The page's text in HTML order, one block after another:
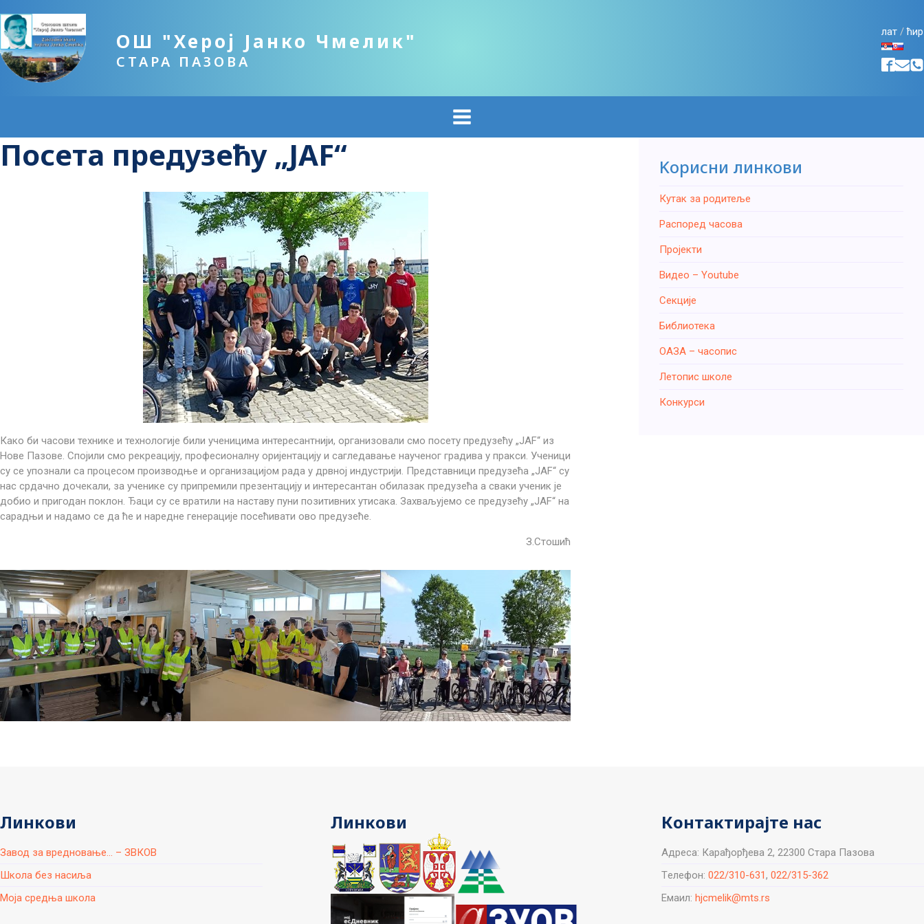
ОШ "Херој Јанко Чмелик"
СТАРА ПАЗОВА
лат /ћир
Посета предузећу „JAF“
Како би часови технике и технологије били ученицима интересантнији, организовали смо посету предузећу „JAF“ из
Нове Пазове. Спојили смо рекреацију, професионалну оријентацију и сагледавање наученог градива у пракси. Ученици
су се упознали са процесом производње и организацијом рада у дрвној индустрији. Представници предузећа „JAF“ су
нас срдачно дочекали, за ученике су припремили презентацију и интересантан обилазак предузећа а сваки ученик је
добио и пригодан поклон. Ђаци су се вратили на наставу пуни позитивних утисака. Захваљујемо се предузећу „JAF“ на
сарадњи и надамо се да ће и наредне генерације посећивати ово предузеће.
З.Стошић
Kорисни линкови
Кутак за родитеље
Распоред часова
Пројекти
Видео – Youtube
Секције
Библиотека
ОАЗА – часопис
Летопис школе
Конкурси
Линкови
Завод за вредновање... – ЗВКОВ
Школа без насиља
Моја средња школа
Линкови Контактирајте нас
Aдреса: Карађорђева 2, 22300 Стара Пазова
Tелефон: 022/310-631, 022/315-362
Емаил: hjcmelik@mts.rs